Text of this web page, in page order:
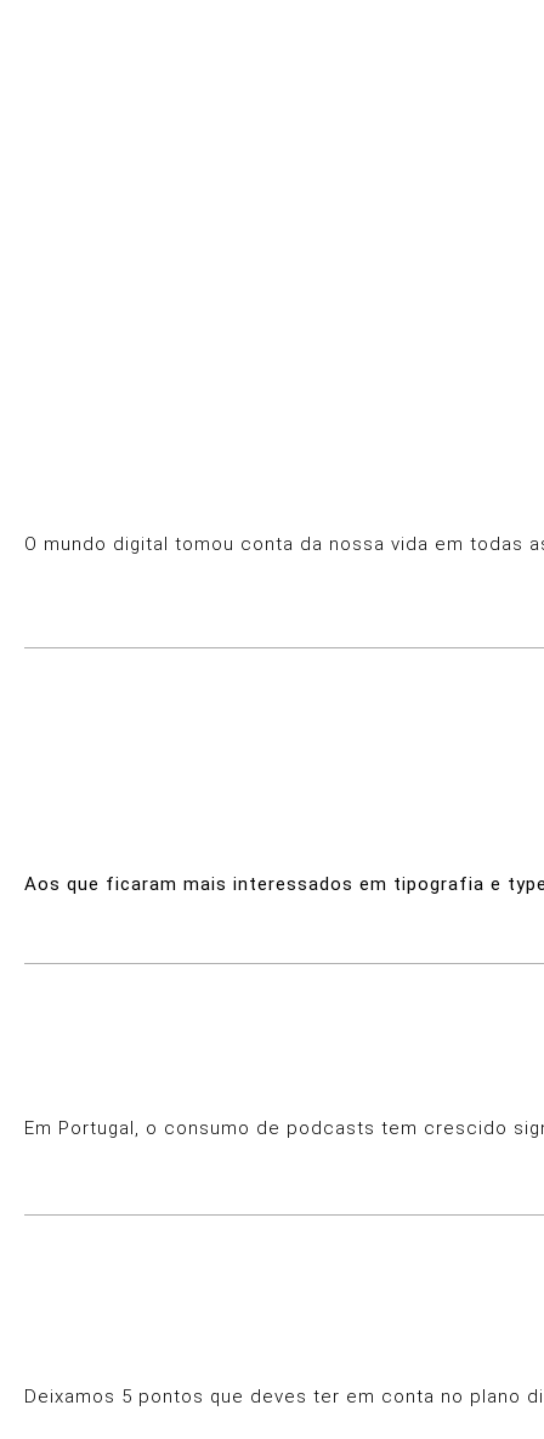
O mundo digital tomou conta da nossa vida em todas
Aos que ficaram mais interessados em tipografia e
Em Portugal, o consumo de podcasts tem crescido
Deixamos 5 pontos que deves ter em conta no plano